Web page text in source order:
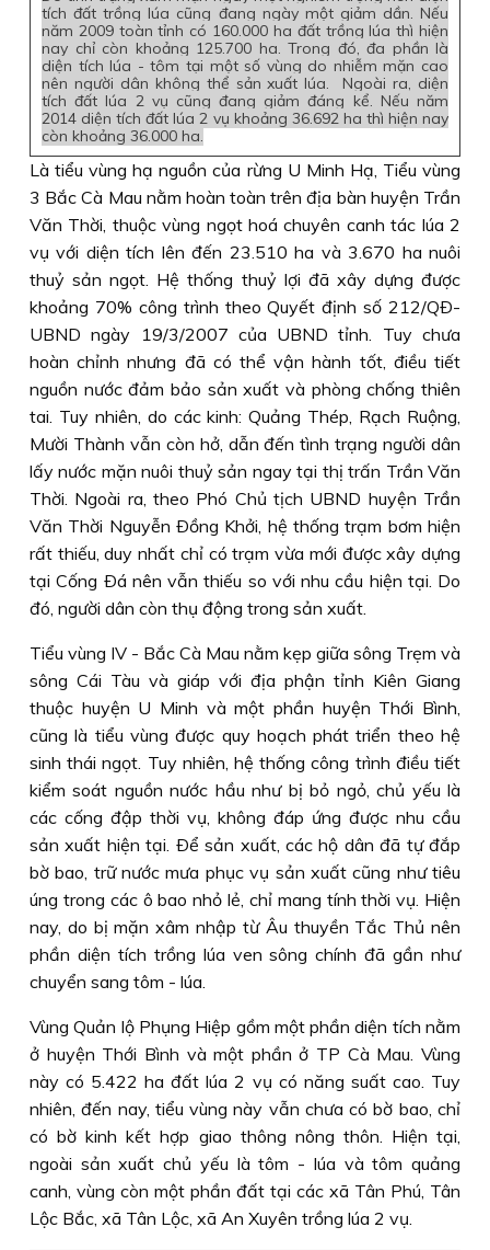
tích đất trồng lúa cũng đang ngày một giảm dần. Nếu
năm 2009 toàn tỉnh có 160.000 ha đất trồng lúa thì hiện
nay chỉ còn khoảng 125.700 ha. Trong đó, đa phần là
diện tích lúa - tôm tại một số vùng do nhiễm mặn cao
nên người dân không thể sản xuất lúa. Ngoài ra, diện
tích đất lúa 2 vụ cũng đang giảm đáng kể. Nếu năm
2014 diện tích đất lúa 2 vụ khoảng 36.692 ha thì hiện nay
còn khoảng 36.000 ha.
Là tiểu vùng hạ nguồn của rừng U Minh Hạ, Tiểu vùng
3 Bắc Cà Mau nằm hoàn toàn trên địa bàn huyện Trần
Văn Thời, thuộc vùng ngọt hoá chuyên canh tác lúa 2
vụ với diện tích lên đến 23.510 ha và 3.670 ha nuôi
thuỷ sản ngọt. Hệ thống thuỷ lợi đã xây dựng được
khoảng 70% công trình theo Quyết định số 212/QÐ-
UBND ngày 19/3/2007 của UBND tỉnh. Tuy chưa
hoàn chỉnh nhưng đã có thể vận hành tốt, điều tiết
nguồn nước đảm bảo sản xuất và phòng chống thiên
tai. Tuy nhiên, do các kinh: Quảng Thép, Rạch Ruộng,
Mười Thành vẫn còn hở, dẫn đến tình trạng người dân
lấy nước mặn nuôi thuỷ sản ngay tại thị trấn Trần Văn
Thời. Ngoài ra, theo Phó Chủ tịch UBND huyện Trần
Văn Thời Nguyễn Ðồng Khởi, hệ thống trạm bơm hiện
rất thiếu, duy nhất chỉ có trạm vừa mới được xây dựng
tại Cống Ðá nên vẫn thiếu so với nhu cầu hiện tại. Do
đó, người dân còn thụ động trong sản xuất.
Tiểu vùng IV - Bắc Cà Mau nằm kẹp giữa sông Trẹm và
sông Cái Tàu và giáp với địa phận tỉnh Kiên Giang
thuộc huyện U Minh và một phần huyện Thới Bình,
cũng là tiểu vùng được quy hoạch phát triển theo hệ
sinh thái ngọt. Tuy nhiên, hệ thống công trình điều tiết
kiểm soát nguồn nước hầu như bị bỏ ngỏ, chủ yếu là
các cống đập thời vụ, không đáp ứng được nhu cầu
sản xuất hiện tại. Ðể sản xuất, các hộ dân đã tự đắp
bờ bao, trữ nước mưa phục vụ sản xuất cũng như tiêu
úng trong các ô bao nhỏ lẻ, chỉ mang tính thời vụ. Hiện
nay, do bị mặn xâm nhập từ Âu thuyền Tắc Thủ nên
phần diện tích trồng lúa ven sông chính đã gần như
chuyển sang tôm - lúa.
Vùng Quản lộ Phụng Hiệp gồm một phần diện tích nằm
ở huyện Thới Bình và một phần ở TP Cà Mau. Vùng
này có 5.422 ha đất lúa 2 vụ có năng suất cao. Tuy
nhiên, đến nay, tiểu vùng này vẫn chưa có bờ bao, chỉ
có bờ kinh kết hợp giao thông nông thôn. Hiện tại,
ngoài sản xuất chủ yếu là tôm - lúa và tôm quảng
canh, vùng còn một phần đất tại các xã Tân Phú, Tân
Lộc Bắc, xã Tân Lộc, xã An Xuyên trồng lúa 2 vụ.